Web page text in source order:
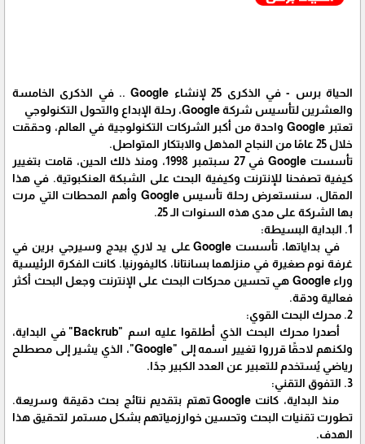
الحياة برس - في الذكرى 25 لإنشاء Google .. في الذكرى الخامسة
والعشرين لتأسيس شركة Google، رحلة الإبداع والتحول التكنولوجي
تعتبر Google واحدة من أكبر الشركات التكنولوجية في العالم، وحققت
خلال 25 عامًا من النجاح المذهل والابتكار المتواصل.
تأسست Google في 27 سبتمبر 1998، ومنذ ذلك الحين، قامت بتغيير
كيفية تصفحنا للإنترنت وكيفية البحث على الشبكة العنكبوتية. في هذا
المقال، سنستعرض رحلة تأسيس Google وأهم المحطات التي مرت
بها الشركة على مدى هذه السنوات الـ 25.
1. البداية البسيطة:
في بداياتها، تأسست Google على يد لاري بيدج وسيرجي برين في
غرفة نوم صغيرة في منزلهما بسانتانا، كاليفورنيا. كانت الفكرة الرئيسية
وراء Google هي تحسين محركات البحث على الإنترنت وجعل البحث أكثر
فعالية ودقة.
2. محرك البحث القوي:
أصدرا محرك البحث الذي أطلقوا عليه اسم "Backrub" في البداية،
ولكنهم لاحقًا قرروا تغيير اسمه إلى "Google"، الذي يشير إلى مصطلح
رياضي يُستخدم للتعبير عن العدد الكبير جدًا.
3. التفوق التقني:
منذ البداية، كانت Google تهتم بتقديم نتائج بحث دقيقة وسريعة.
تطورت تقنيات البحث وتحسين خوارزمياتهم بشكل مستمر لتحقيق هذا
الهدف.